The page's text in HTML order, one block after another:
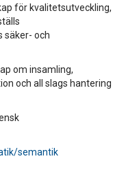
för kvalitetsutveckling,
säker- och
om insamling,
och all slags hantering
semantik